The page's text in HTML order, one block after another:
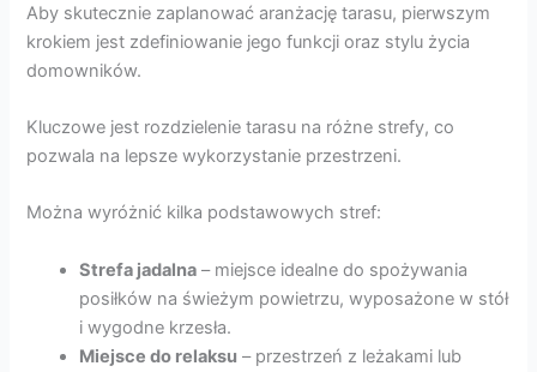
Aby skutecznie zaplanować aranżację tarasu, pierwszym
krokiem jest zdefiniowanie jego funkcji oraz stylu życia
domowników.
Kluczowe jest rozdzielenie tarasu na różne strefy, co
pozwala na lepsze wykorzystanie przestrzeni.
Można wyróżnić kilka podstawowych stref:
Strefa jadalna – miejsce idealne do spożywania
posiłków na świeżym powietrzu, wyposażone w stół
i wygodne krzesła.
Miejsce do relaksu – przestrzeń z leżakami lub